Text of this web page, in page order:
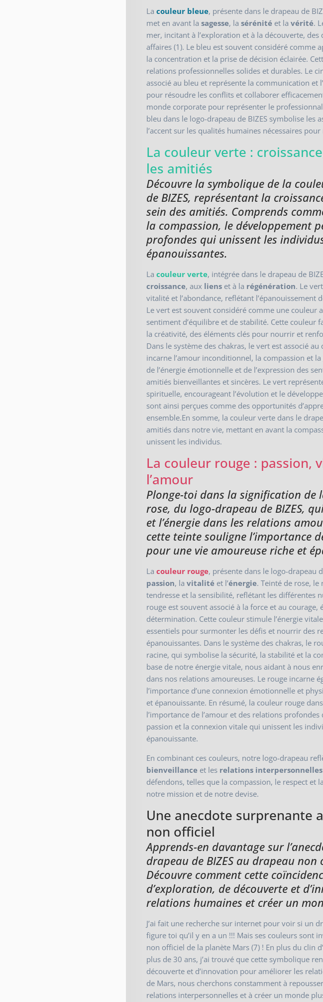
Lacouleur bleue, présente dans le drapeau de
met en avant lasagesse, lasérénité et lavérité.
mer, incitant à l’exploration et à la découverte,
affaires (1). Le bleu est souvent considéré comme
la concentration et la prise de décision éclairée.
relations professionnelles solides et durables. Le
associé au bleu et représente la communication et
pour résoudre les conflits et collaborer
monde corporate pour représenter le
bleu dans le logo-drapeau de BIZES symbolise les
l’accent sur les qualités humaines nécessaires pour
La couleur verte :
les amitiés
Découvre la symbolique de la
de BIZES, représentant la
sein des amitiés. Comprends
la compassion, le développement
profondes qui unissent les
épanouissantes.
Lacouleur verte, intégrée dans le drapeau de
croissance, aux liens et à la régénération. Le
vitalité et l’abondance, reflétant l’épanouissement
Le vert est souvent considéré comme une couleur
sentiment d’équilibre et de stabilité. Cette couleur
la créativité, des éléments clés pour nourrir et
Dans le système des chakras, le vert est associé
incarne l’amour inconditionnel, la compassion et
de l’énergie émotionnelle et de l’expression des
amitiés bienveillantes et sincères. Le vert
spirituelle, encourageant l’évolution et le
sont ainsi perçues comme des opportunités
ensemble.En somme, la couleur verte dans le
amitiés dans notre vie, mettant en avant la
unissent les individus.
La couleur rouge : passion,
l’amour
Plonge-toi dans la signification de
rose, du logo-drapeau de BIZES,
et l’énergie dans les relations
cette teinte souligne l’importance
pour une vie amoureuse riche et
Lacouleur rouge, présente dans le logo-drapeau
passion, lavitalité et l’énergie. Teinté de rose,
tendresse et la sensibilité, reflétant les différentes
rouge est souvent associé à la force et au
détermination. Cette couleur stimule l’énergie
essentiels pour surmonter les défis et nourrir des
épanouissantes. Dans le système des chakras, le
racine, qui symbolise la sécurité, la stabilité et la
base de notre énergie vitale, nous aidant à nous
dans nos relations amoureuses. Le rouge incarne
l’importance d’une connexion émotionnelle et
et épanouissante. En résumé, la couleur rouge
l’importance de l’amour et des relations
passion et la connexion vitale qui unissent les
épanouissante.
En combinant ces couleurs, notre logo-drapeau
bienveillance et les relations
défendons, telles que la compassion, le respect
notre mission et de notre devise.
Une anecdote surprenante
non officiel
Apprends-en davantage sur
drapeau de BIZES au drapeau
Découvre comment cette
d’exploration, de découverte et
relations humaines et créer un
J’ai fait une recherche sur internet pour voir si un
figure toi qu’il y en a un !!! Mais ses couleurs sont
non officiel de la planète Mars (7) ! En plus du clin
plus de 30 ans, j’ai trouvé que cette symbolique
découverte et d’innovation pour améliorer les
de Mars, nous cherchons constamment à
relations interpersonnelles et à créer un monde